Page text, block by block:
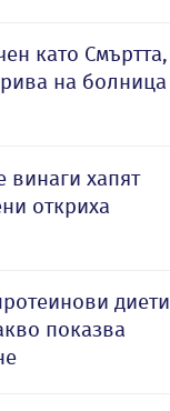
като Смъртта,
на болница
винаги хапят
откриха
диети
показва